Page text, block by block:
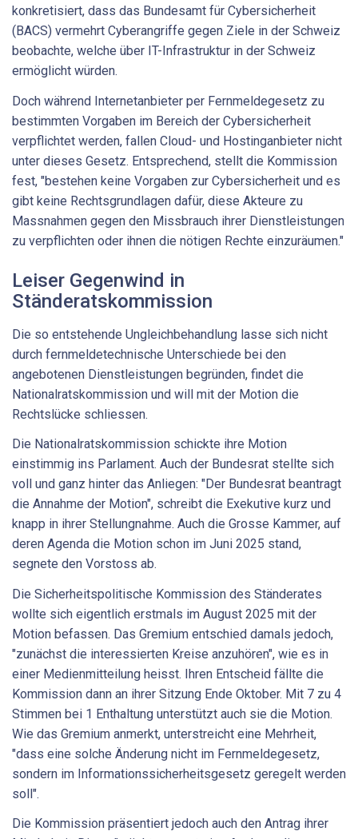
konkretisiert, dass das Bundesamt für Cybersicherheit
(BACS) vermehrt Cyberangriffe gegen Ziele in der Schweiz
beobachte, welche über IT-Infrastruktur in der Schweiz
ermöglicht würden.
Doch während Internetanbieter per Fernmeldegesetz zu
bestimmten Vorgaben im Bereich der Cybersicherheit
verpflichtet werden, fallen Cloud- und Hostinganbieter nicht
unter dieses Gesetz. Entsprechend, stellt die Kommission
fest, "bestehen keine Vorgaben zur Cybersicherheit und es
gibt keine Rechtsgrundlagen dafür, diese Akteure zu
Massnahmen gegen den Missbrauch ihrer Dienstleistungen
zu verpflichten oder ihnen die nötigen Rechte einzuräumen."
Leiser Gegenwind in
Ständeratskommission
Die so entstehende Ungleichbehandlung lasse sich nicht
durch fernmeldetechnische Unterschiede bei den
angebotenen Dienstleistungen begründen, findet die
Nationalratskommission und will mit der Motion die
Rechtslücke schliessen.
Die Nationalratskommission schickte ihre Motion
einstimmig ins Parlament. Auch der Bundesrat stellte sich
voll und ganz hinter das Anliegen: "Der Bundesrat beantragt
die Annahme der Motion", schreibt die Exekutive kurz und
knapp in ihrer Stellungnahme. Auch die Grosse Kammer, auf
deren Agenda die Motion schon im Juni 2025 stand,
segnete den Vorstoss ab.
Die Sicherheitspolitische Kommission des Ständerates
wollte sich eigentlich erstmals im August 2025 mit der
Motion befassen. Das Gremium entschied damals jedoch,
"zunächst die interessierten Kreise anzuhören", wie es in
einer Medienmitteilung heisst. Ihren Entscheid fällte die
Kommission dann an ihrer Sitzung Ende Oktober. Mit 7 zu 4
Stimmen bei 1 Enthaltung unterstützt auch sie die Motion.
Wie das Gremium anmerkt, unterstreicht eine Mehrheit,
"dass eine solche Änderung nicht im Fernmeldegesetz,
sondern im Informationssicherheitsgesetz geregelt werden
soll".
Die Kommission präsentiert jedoch auch den Antrag ihrer